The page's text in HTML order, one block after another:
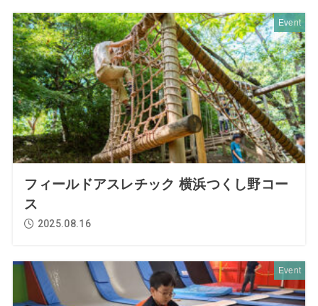
Event
フィールドアスレチック 横浜つくし野コー
ス
2025.08.16
Event